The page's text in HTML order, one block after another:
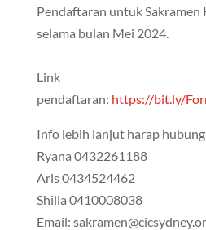
Pendaftaran untuk Sakramen
selama bulan Mei 2024.
Link
pendaftaran: https://bit.ly/
Info lebih lanjut harap
Ryana 0432261188
Aris 0434524462
Shilla 0410008038
Email: